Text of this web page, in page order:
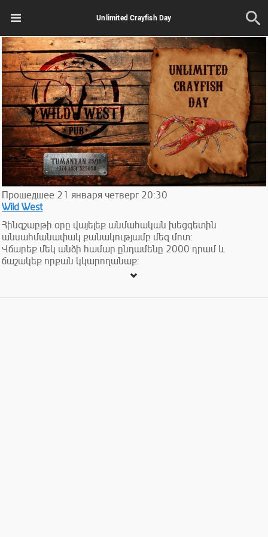
Unlimited Crayfish Day
Прошедшее 21 января четверг 20:30
Wild West
Հինգշաբթի օրը վայելեք անմահական խեցգետին
անսահմանափակ քանակությամբ մեզ մոտ:
Վճարեք մեկ անձի համար ընդամենը 2000 դրամ և
ճաշակեք որքան կկարողանաք: